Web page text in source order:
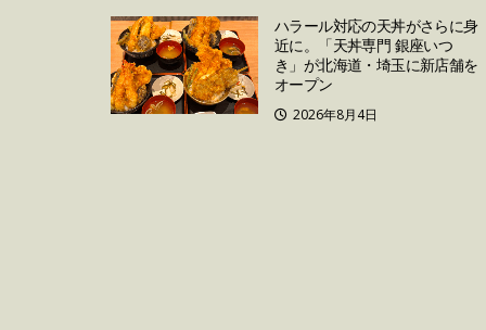
ハラール対応の天丼がさらに身
近に。「天丼専門 銀座いつ
き」が北海道・埼玉に新店舗を
オープン
2026年8月4日